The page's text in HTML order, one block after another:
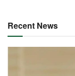
Recent News